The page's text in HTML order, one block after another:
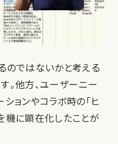
のではないかと考える
。他方、ユーザーニー
ョンやコラボ時の「ヒ
機に顕在化したことが